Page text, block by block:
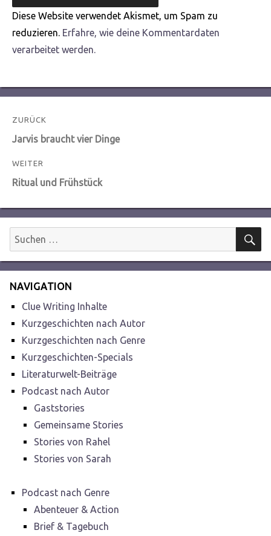
Diese Website verwendet Akismet, um Spam zu
reduzieren. Erfahre, wie deine Kommentardaten
verarbeitet werden.
Beitragsnavigation
ZURÜCK
Vorheriger
Jarvis braucht vier Dinge
WEITER
Nächster
Ritual und Frühstück
Suchen
nach:
NAVIGATION
Clue Writing Inhalte
Kurzgeschichten nach Autor
Kurzgeschichten nach Genre
Kurzgeschichten-Specials
Literaturwelt-Beiträge
Podcast nach Autor
Gaststories
Gemeinsame Stories
Stories von Rahel
Stories von Sarah
Podcast nach Genre
Abenteuer & Action
Brief & Tagebuch